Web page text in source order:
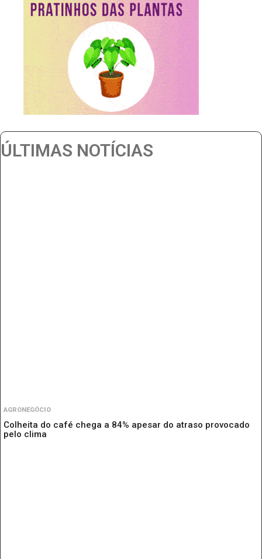
ÚLTIMAS NOTÍCIAS
AGRONEGÓCIO
Colheita do café chega a 84% apesar do atraso provocado
pelo clima